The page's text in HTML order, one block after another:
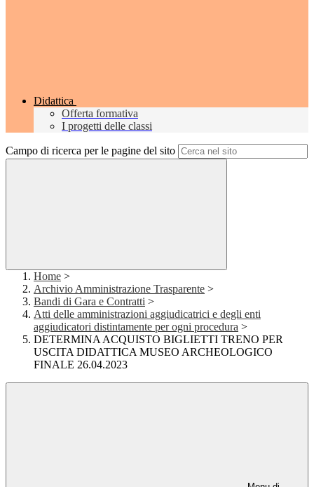
Didattica
Offerta formativa
I progetti delle classi
Campo di ricerca per le pagine del sito
Home >
Archivio Amministrazione Trasparente >
Bandi di Gara e Contratti >
Atti delle amministrazioni aggiudicatrici e degli enti
aggiudicatori distintamente per ogni procedura >
DETERMINA ACQUISTO BIGLIETTI TRENO PER
USCITA DIDATTICA MUSEO ARCHEOLOGICO
FINALE 26.04.2023